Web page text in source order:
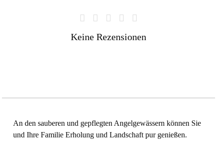
Keine Rezensionen
An den sauberen und gepflegten Angelgewässern können Sie
und Ihre Familie Erholung und Landschaft pur genießen.